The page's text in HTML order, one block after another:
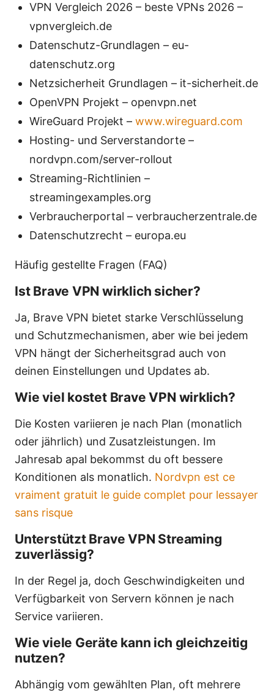
VPN Vergleich 2026 – beste VPNs 2026 –
vpnvergleich.de
Datenschutz-Grundlagen – eu-
datenschutz.org
Netzsicherheit Grundlagen – it-sicherheit.de
OpenVPN Projekt – openvpn.net
WireGuard Projekt – www.wireguard.com
Hosting- und Serverstandorte –
nordvpn.com/server-rollout
Streaming-Richtlinien –
streamingexamples.org
Verbraucherportal – verbraucherzentrale.de
Datenschutzrecht – europa.eu
Häufig gestellte Fragen (FAQ)
Ist Brave VPN wirklich sicher?
Ja, Brave VPN bietet starke Verschlüsselung
und Schutzmechanismen, aber wie bei jedem
VPN hängt der Sicherheitsgrad auch von
deinen Einstellungen und Updates ab.
Wie viel kostet Brave VPN wirklich?
Die Kosten variieren je nach Plan (monatlich
oder jährlich) und Zusatzleistungen. Im
Jahresab apal bekommst du oft bessere
Konditionen als monatlich. Nordvpn est ce
vraiment gratuit le guide complet pour lessayer
sans risque
Unterstützt Brave VPN Streaming
zuverlässig?
In der Regel ja, doch Geschwindigkeiten und
Verfügbarkeit von Servern können je nach
Service variieren.
Wie viele Geräte kann ich gleichzeitig
nutzen?
Abhängig vom gewählten Plan, oft mehrere